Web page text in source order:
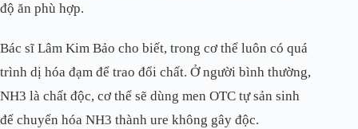
độ ăn phù hợp.
Bác sĩ Lâm Kim Bảo cho biết, trong cơ thể luôn có quá
trình dị hóa đạm để trao đổi chất. Ở người bình thường,
NH3 là chất độc, cơ thể sẽ dùng men OTC tự sản sinh
để chuyển hóa NH3 thành ure không gây độc.